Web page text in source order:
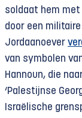
soldaat hem met
door een
Jordaanoever
van symbolen
Hannoun, die
‘Palestijnse
Israëlische